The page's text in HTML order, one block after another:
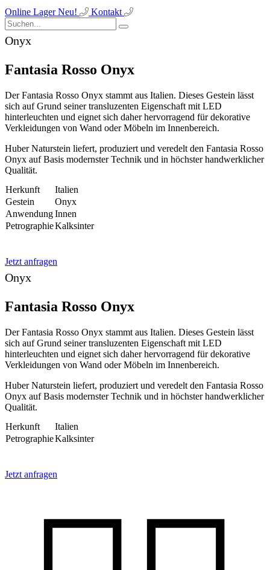
Online LagerNeu! Kontakt
Onyx
Fantasia Rosso Onyx
Der Fantasia Rosso Onyx stammt aus Italien. Dieses Gestein lässt
sich auf Grund seiner transluzenten Eigenschaft mit LED
hinterleuchten und eignet sich daher hervorragend für dekorative
Verkleidungen von Wand oder Möbeln im Innenbereich.
Huber Naturstein liefert, produziert und veredelt den Fantasia Rosso
Onyx auf Basis modernster Technik und in höchster handwerklicher
Qualität.
Herkunft
Italien
Gestein
Onyx
AnwendungInnen
PetrographieKalksinter
Jetzt anfragen
Onyx
Fantasia Rosso Onyx
Der Fantasia Rosso Onyx stammt aus Italien. Dieses Gestein lässt
sich auf Grund seiner transluzenten Eigenschaft mit LED
hinterleuchten und eignet sich daher hervorragend für dekorative
Verkleidungen von Wand oder Möbeln im Innenbereich.
Huber Naturstein liefert, produziert und veredelt den Fantasia Rosso
Onyx auf Basis modernster Technik und in höchster handwerklicher
Qualität.
Herkunft
Italien
PetrographieKalksinter
Jetzt anfragen